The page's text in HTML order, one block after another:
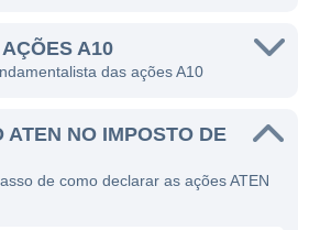
de aplicativos.
Jose, Califórnia, nos
A companhia ganhou
por suas
em rede e suas
A10
das ações A10
ATEN NO IMPOSTO DE
de como declarar as ações ATEN